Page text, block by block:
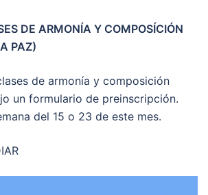
DE ARMONÍA Y COMPOSÍCIÓN
PAZ)
de armonía y composición
un formulario de preinscripción.
del 15 o 23 de este mes.